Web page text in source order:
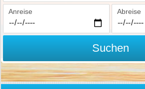
Anreise Abreise
Suchen